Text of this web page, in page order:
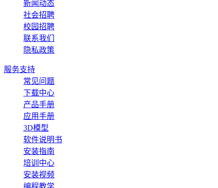
新闻动态
社会招聘
校园招聘
联系我们
隐私政策
服务支持
常见问题
下载中心
产品手册
应用手册
3D模型
软件说明书
安装指南
培训中心
安装视频
编程教学